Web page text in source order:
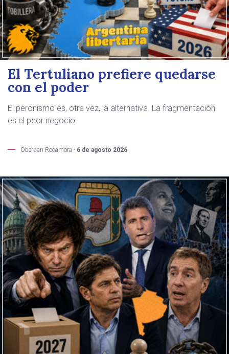
El Tertuliano prefiere quedarse
con el poder
El peronismo es, otra vez, la alternativa. La fragmentación
es el peor negocio.
Oberdan Rocamora - 6 de agosto 2026